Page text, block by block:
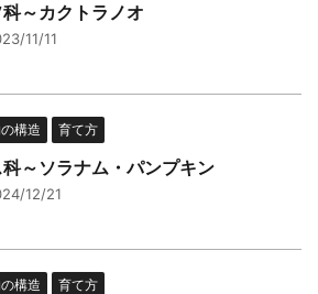
～カクトラノオ
11/11
構造 育て方
～ソラナム・パンプキン
12/21
構造 育て方